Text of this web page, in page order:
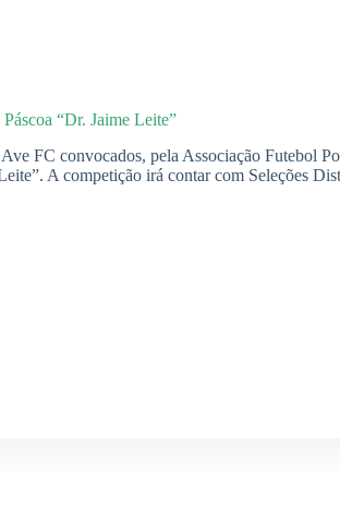
“Dr. Jaime Leite”
FC convocados, pela Associação Futebol
A competição irá contar com Seleções